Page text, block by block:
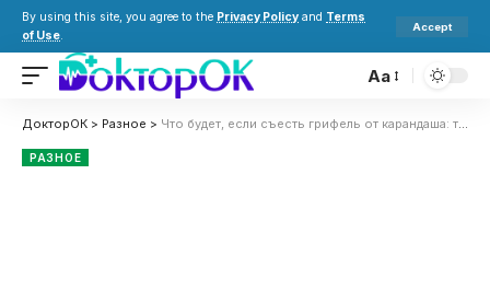
By using this site, you agree to the Privacy Policy and Terms
of Use.
Accept
Aa
ДокторОК > Разное > Что будет, если съесть грифель от карандаша: температура и другие последствия для здоровья
РАЗНОЕ